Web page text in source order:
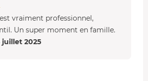
vraiment professionnel,
Un super moment en famille.
juillet 2025